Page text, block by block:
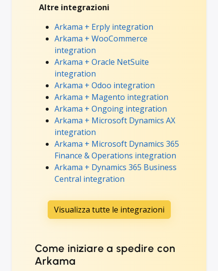
Altre integrazioni
Arkama + Erply integration
Arkama + WooCommerce
integration
Arkama + Oracle NetSuite
integration
Arkama + Odoo integration
Arkama + Magento integration
Arkama + Ongoing integration
Arkama + Microsoft Dynamics AX
integration
Arkama + Microsoft Dynamics 365
Finance & Operations integration
Arkama + Dynamics 365 Business
Central integration
Visualizza tutte le integrazioni
Come iniziare a spedire con
Arkama